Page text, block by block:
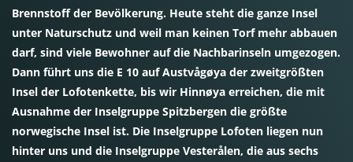
Brennstoff der Bevölkerung. Heute steht die ganze Insel
unter Naturschutz und weil man keinen Torf mehr abbauen
darf, sind viele Bewohner auf die Nachbarinseln umgezogen.
Dann führt uns die E 10 auf Austvågøya der zweitgrößten
Insel der Lofotenkette, bis wir Hinnøya erreichen, die mit
Ausnahme der Inselgruppe Spitzbergen die größte
norwegische Insel ist. Die Inselgruppe Lofoten liegen nun
hinter uns und die Inselgruppe Vesterålen, die aus sechs